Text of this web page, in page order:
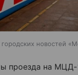
городских новостей
проезда на МЦД-